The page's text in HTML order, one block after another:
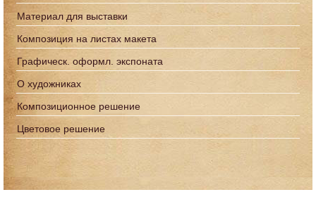
Материал для выставки
Композиция на листах макета
Графическ. оформл. экспоната
О художниках
Композиционное решение
Цветовое решение